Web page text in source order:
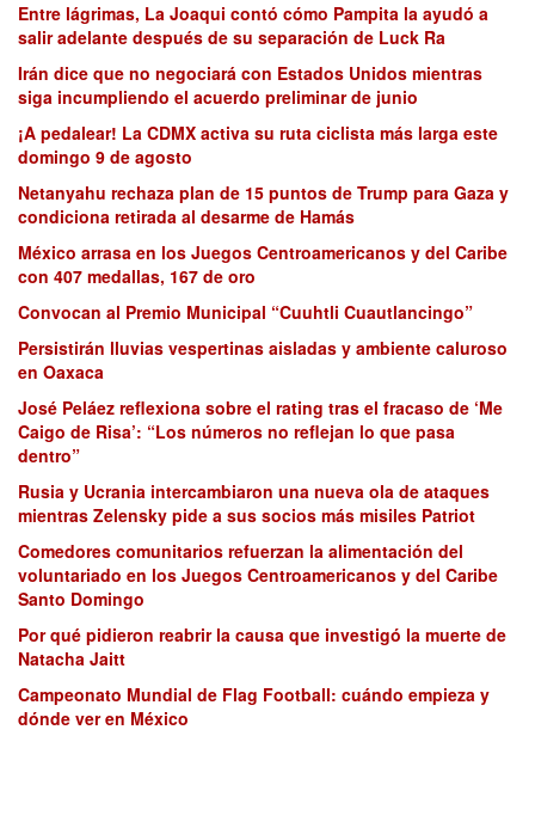
Entre lágrimas, La Joaqui contó cómo Pampita la ayudó a
salir adelante después de su separación de Luck Ra
Irán dice que no negociará con Estados Unidos mientras
siga incumpliendo el acuerdo preliminar de junio
¡A pedalear! La CDMX activa su ruta ciclista más larga este
domingo 9 de agosto
Netanyahu rechaza plan de 15 puntos de Trump para Gaza y
condiciona retirada al desarme de Hamás
México arrasa en los Juegos Centroamericanos y del Caribe
con 407 medallas, 167 de oro
Convocan al Premio Municipal “Cuuhtli Cuautlancingo”
Persistirán lluvias vespertinas aisladas y ambiente caluroso
en Oaxaca
José Peláez reflexiona sobre el rating tras el fracaso de ‘Me
Caigo de Risa’: “Los números no reflejan lo que pasa
dentro”
Rusia y Ucrania intercambiaron una nueva ola de ataques
mientras Zelensky pide a sus socios más misiles Patriot
Comedores comunitarios refuerzan la alimentación del
voluntariado en los Juegos Centroamericanos y del Caribe
Santo Domingo
Por qué pidieron reabrir la causa que investigó la muerte de
Natacha Jaitt
Campeonato Mundial de Flag Football: cuándo empieza y
dónde ver en México